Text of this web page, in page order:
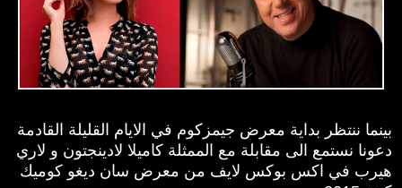
بينما ننتظر بداية معرض جيمزكوم في الايام القليلة القادمة
دعونا نستمع الى مقابلة مع الممثلة كاميلا لادينجتون و لاري
هيرب في اكس بوكس لايف من معرض سان ديغو كوميك